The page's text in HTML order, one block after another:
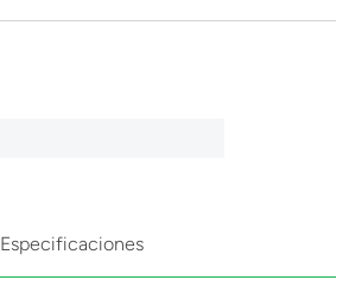
Especificaciones